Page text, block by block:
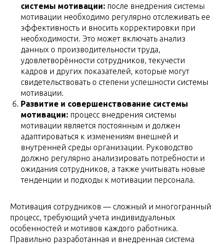
системы мотивации: после внедрения системы
мотивации необходимо регулярно отслеживать ее
эффективность и вносить корректировки при
необходимости. Это может включать анализ
данных о производительности труда,
удовлетворённости сотрудников, текучести
кадров и других показателей, которые могут
свидетельствовать о степени успешности системы
мотивации.
Развитие и совершенствование системы
мотивации: процесс внедрения системы
мотивации является постоянным и должен
адаптироваться к изменениям внешней и
внутренней среды организации. Руководство
должно регулярно анализировать потребности и
ожидания сотрудников, а также учитывать новые
тенденции и подходы к мотивации персонала.
Мотивация сотрудников — сложный и многогранный
процесс, требующий учета индивидуальных
особенностей и мотивов каждого работника.
Правильно разработанная и внедренная система